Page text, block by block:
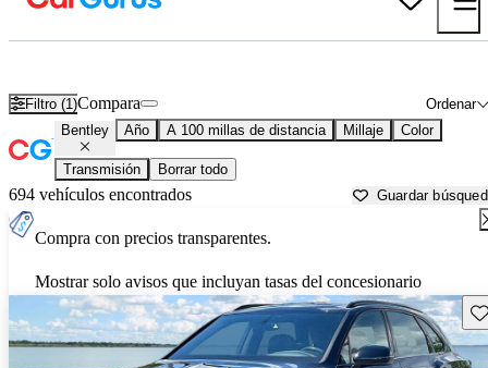
Filtro (1) Ordenar
Compara
Bentley Año A 100 millas de distancia Millaje Color
Transmisión Borrar todo
694 vehículos encontrados Guardar
Compra con precios transparentes.
Mostrar solo avisos que incluyan tasas del concesionario